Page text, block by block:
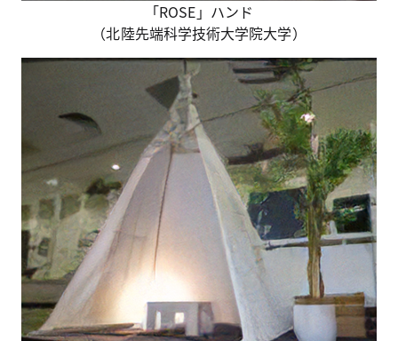
「ROSE」ハンド
（北陸先端科学技術大学院大学）